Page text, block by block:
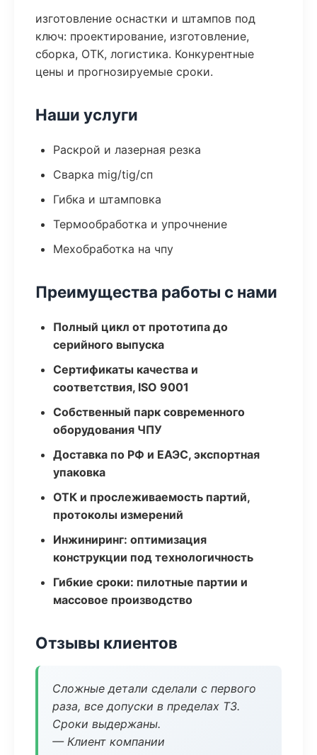
изготовление оснастки и штампов под
ключ: проектирование, изготовление,
сборка, ОТК, логистика. Конкурентные
цены и прогнозируемые сроки.
Наши услуги
Раскрой и лазерная резка
Сварка mig/tig/сп
Гибка и штамповка
Термообработка и упрочнение
Мехобработка на чпу
Преимущества работы с нами
Полный цикл от прототипа до
серийного выпуска
Сертификаты качества и
соответствия, ISO 9001
Собственный парк современного
оборудования ЧПУ
Доставка по РФ и ЕАЭС, экспортная
упаковка
ОТК и прослеживаемость партий,
протоколы измерений
Инжиниринг: оптимизация
конструкции под технологичность
Гибкие сроки: пилотные партии и
массовое производство
Отзывы клиентов
Сложные детали сделали с первого
раза, все допуски в пределах ТЗ.
Сроки выдержаны.
— Клиент компании